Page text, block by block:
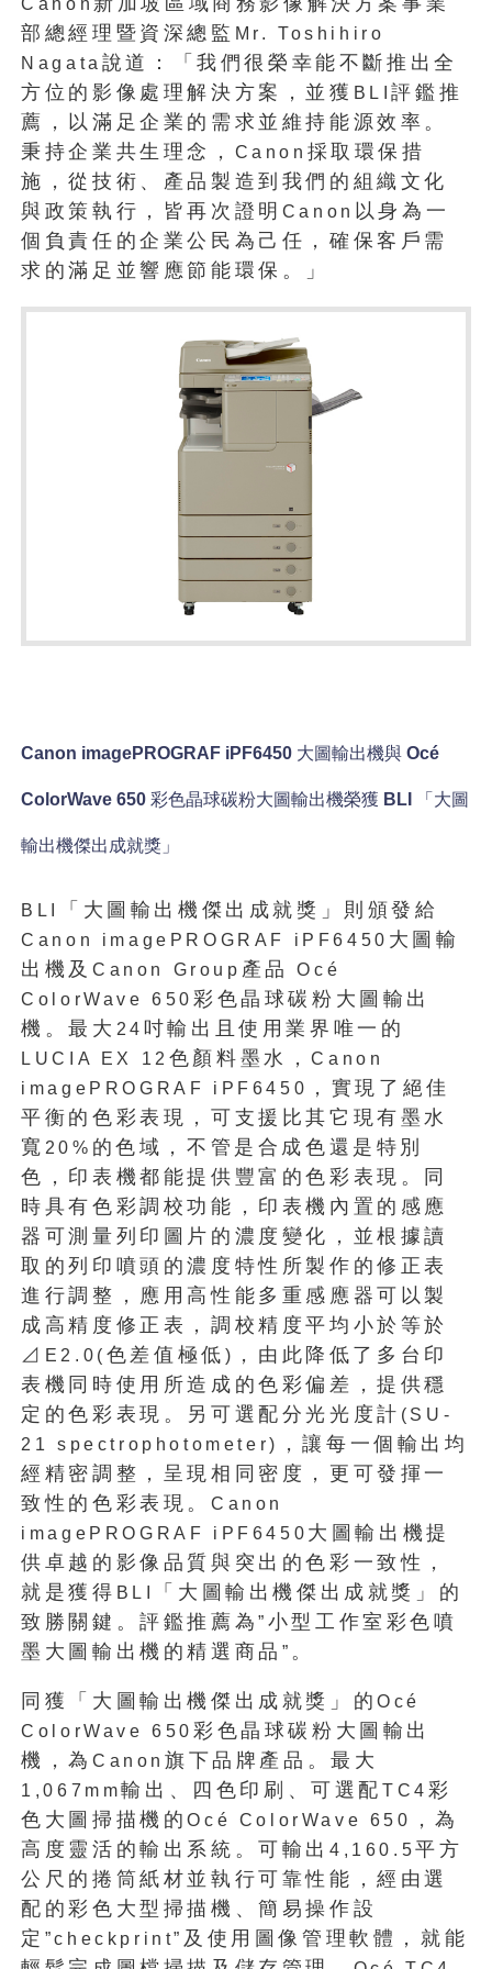
Canon
部總經理暨資深總監 Mr. Toshihiro
Nagata 說道：「我們很榮幸能不斷推出全
方位的影像處理解決方案，並獲 BLI評鑑推
薦，以滿足企業的需求並維持能源效率。
秉持企業共生理念，
Canon 採取環保措
施，從技術、產品製造到我們的組織文化
與政策執行，皆再次證明 Canon 以身為一
個負責任的企業公民為己任，確保客戶需
求的滿足並響應節能環保。」
Canon imagePROGRAF iPF6450 大圖輸出機與Océ
ColorWave 650彩色晶球碳粉大圖輸出機榮獲 BLI 「大圖
輸出機傑出成就獎」
BLI 「大圖輸出機傑出成就獎」則頒發給
Canon imagePROGRAF iPF6450 大圖輸
出機及 Canon Group 產品
Océ
ColorWave 650 彩色晶球碳粉大圖輸出
機。最大 24 吋輸出且使用業界唯一的
LUCIA EX 12 色顏料墨水，Canon
imagePROGRAF iPF6450
，實現了絕佳
平衡的色彩表現，可支援比其它現有墨水
寬 20% 的色域，不管是合成色還是特別
色，印表機都能提供豐富的色彩表現。同
時具有色彩調校功能，印表機內置的感應
器可測量列印圖片的濃度變化，並根據讀
取的列印噴頭的濃度特性所製作的修正表
進行調整，應用高性能多重感應器可以製
成高精度修正表，調校精度平均小於等於
⊿ E2.0( 色差值極低 )
，由此降低了多台印
表機同時使用所造成的色彩偏差，提供穩
定的色彩表現。另可選配分光光度計 (SU-
21 spectrophotometer)
，讓每一個輸出均
經精密調整，呈現相同密度，更可發揮一
致性的色彩表現。 Canon
imagePROGRAF iPF6450 大圖輸出機提
供卓越的影像品質與突出的色彩一致性，
就是獲得 BLI
「大圖輸出機傑出成就獎」的
致勝關鍵。評鑑推薦為” 小型工作室彩色噴
墨大圖輸出機的精選商品 ” 。
同獲「大圖輸出機傑出成就獎」的Océ
ColorWave 650 彩色晶球碳粉大圖輸出
機，為 Canon 旗下品牌產品。最大
1,067mm輸出、四色印刷、可選配 TC4 彩
色大圖掃描機的Océ ColorWave 650
，為
高度靈活的輸出系統。可輸出 4,160.5平方
公尺的捲筒紙材並執行可靠性能，經由選
配的彩色大型掃描機、簡易操作設
定 ”checkprint” 及使用圖像管理軟體，就能